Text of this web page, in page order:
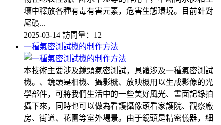
壤中釋放各種有毒有害元素，危害生態環境。目前針對
尾礦...
2025-03-14 訪問量：12
一種氣密測試機的制作方法
本技術主要涉及鏡頭氣密測試，具體涉及一種氣密測試
機。、鏡頭是相機、攝影機、放映機用以生成影像的光
學部件，可將我們生活中的一些美好風光、畫面記錄拍
攝下來，同時也可以做為看護攝像頭看家護院、觀察廠
房、街道、花園等室外場景。由于鏡頭是精密儀器，細